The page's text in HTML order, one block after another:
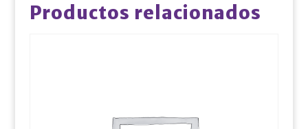
Productos relacionados